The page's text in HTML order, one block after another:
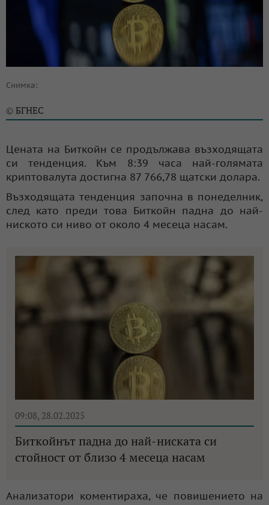
Снимка:
© БГНЕС
Цената на Биткойн се продължава възходящата
си тенденция. Към 8:39 часа най-голямата
криптовалута достигна 87 766,78 щатски долара.
Възходящата тенденция започна в понеделник,
след като преди това Биткойн падна до най-
ниското си ниво от около 4 месеца насам.
09:08, 28.02.2025
Биткойнът падна до най-ниската си
стойност от близо 4 месеца насам
Анализатори коментираха, че повишението на